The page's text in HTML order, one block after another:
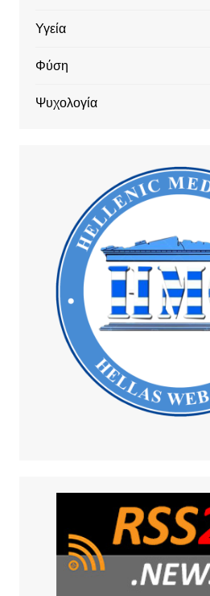
Υγεία
Φύση
Ψυχολογία